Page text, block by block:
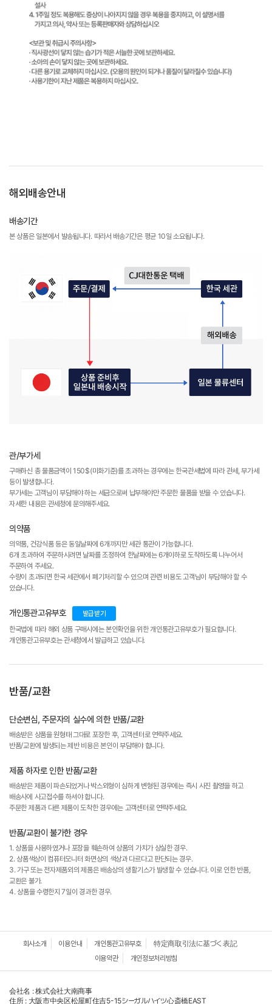
해외배송안내
배송기간
본 상품은 일본에서 발송됩니다. 따라서 배송기간은 평균 10일 소요됩니다.
관/부가세
구매하신 총 물품금액이 150$(미화기준)를 초과하는 경우에는 한국관세법에 따라 관세, 부가세
등이 발생합니다.
부가세는 고객님이 부담해야 하는 세금으로써 납부해야만 주문한 물품을 받을 수 있습니다.
자세한 내용은 관세청에 문의해주세요.
의약품
의약품, 건강식품 등은 동일날짜에 6개까지만 세관 통관이 가능합니다.
6개 초과하여 주문하시려면 날짜를 조정하여 한날짜에는 6개이하로 도착하도록 나누어서
주문하여 주세요.
수량이 초과되면 한국 세관에서 폐기처리할 수 있으며 관련 비용도 고객님이 부담해야 할 수
있습니다.
개인통관고유부호 발급받기
한국법에 따라 해외 상품 구매시에는 본인확인을 위한 개인통관고유부호가 필요합니다.
개인통관고유부호는 관세청에서 발급하고 있습니다.
반품/교환
단순변심, 주문자의 실수에 의한 반품/교환
배송받은 상품을 원형태 그대로 포장한 후, 고객센터로 연락주세요.
반품/교환에 발생되는 제반 비용은 본인이 부담해야 합니다.
제품 하자로 인한 반품/교환
배송받은 제품이 파손되었거나 박스외형이 심하게 변형된 경우에는 즉시 사진 촬영을 하고
배송사에 사고접수를 하셔야 합니다.
주문한 제품과 다른 제품이 도착한 경우에는 고객센터로 연락주세요.
반품/교환이 불가한 경우
1. 상품을 사용하였거나 포장을 훼손하여 상품의 가치가 상실한 경우.
2. 상품색상이 컴퓨터모니터 화면상의 색상과 다르다고 판단되는 경우.
3. 가구 또는 전자제품외의 제품은 배송상의 생활기스가 발생할 수 있습니다. 이로 인한 반품,
교환은 불가.
4. 상품을 수령한지 7일이 경과한 경우.
회사소개 이용안내 개인통관고유부호
特定商取引法に基づく表記
이용약관
개인정보처리방침
会社名 : 株式会社大南商事
住所 : 大阪市中央区松屋町住吉5-15シーガルハイツ心斎橋EAST